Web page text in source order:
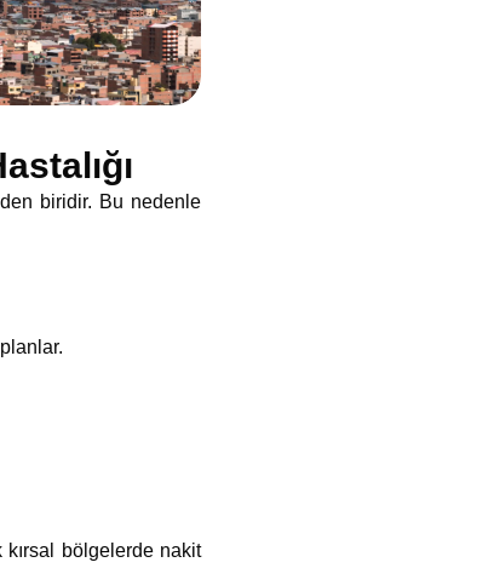
biridir. Bu nedenle
kırsal bölgelerde nakit